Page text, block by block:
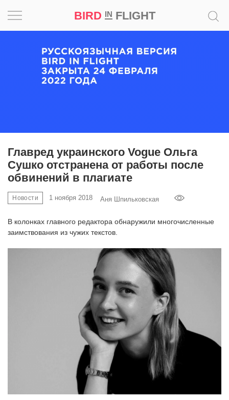
BIRD INFLIGHT
Главред украинского Vogue Ольга
Сушко отстранена от работы после
обвинений в плагиате
Новости 1 ноября 2018 Аня Шпильковская
В колонках главного редактора обнаружили многочисленные
заимствования из чужих текстов.